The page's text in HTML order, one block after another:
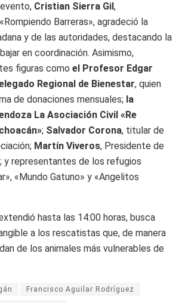
Cristian Sierra Gil ,
Barreras», agradeció la
y de las autoridades, destacando la
en coordinación. Asimismo,
figuras como el Profesor Edgar
Regional de Bienestar, quien
de donaciones mensuales; la
La Asociación Civil «Re
; Salvador Corona, titular de
Martín Viveros, Presidente de
y representantes de los refugios
«Mundo Gatuno» y «Angelitos
hasta las 14:00 horas, busca
a los rescatistas que, de manera
de los animales más vulnerables de
Francisco Aguilar Rodríguez